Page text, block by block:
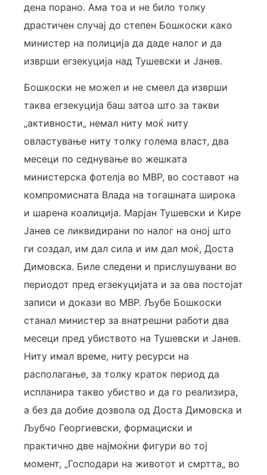
дена порано. Ама тоа и не било толку
драстичен случај до степен Бошкоски како
министер на полиција да даде налог и да
изврши егзекуција над Тушевски и Јанев.
Бошкоски не можел и не смеел да изврши
таква егзекуција баш затоа што за такви
„активности„ немал ниту моќ ниту
овластување ниту толку голема власт, два
месеци по седнување во жешката
министерска фотелја во МВР, во составот на
компромисната Влада на тогашната широка
и шарена коалиција. Марјан Тушевски и Кире
Јанев се ликвидирани по налог на оној што
ги создал, им дал сила и им дал моќ, Доста
Димовска. Биле следени и прислушувани во
периодот пред егзекуцијата и за ова постојат
записи и докази во МВР. Љубе Бошкоски
станал министер за внатрешни работи два
месеци пред убиството на Тушевски и Јанев.
Ниту имал време, ниту ресурси на
располагање, за толку краток период да
испланира такво убиство и да го реализира,
а без да добие дозвола од Доста Димовска и
Љубчо Георгиевски, формациски и
практично две најмоќни фигури во тој
момент, „Господари на животот и смртта„ во